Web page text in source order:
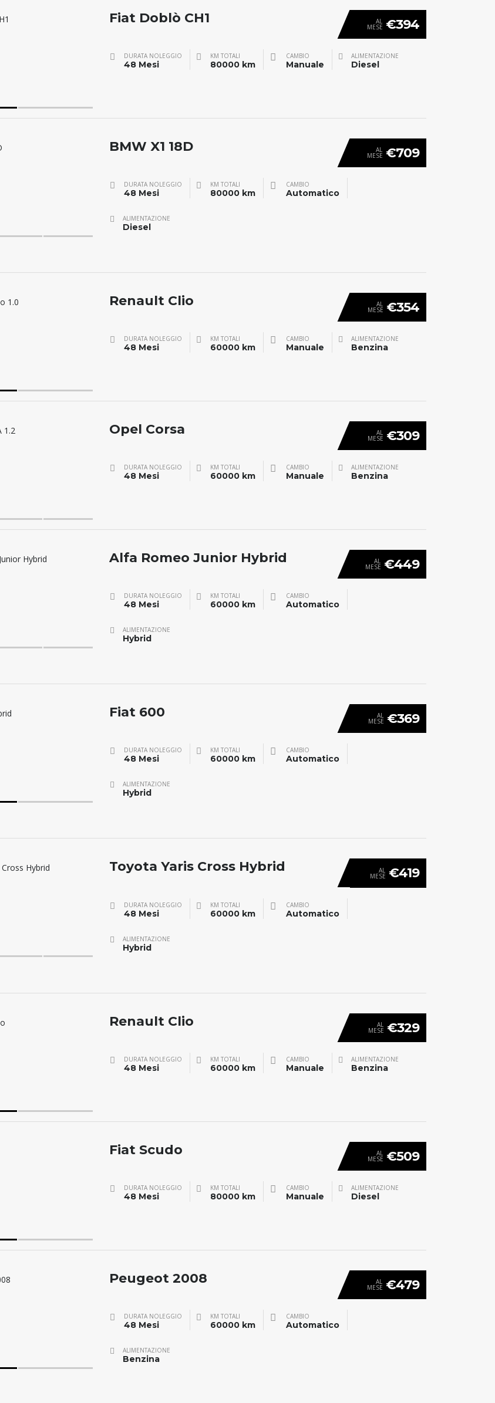
AL
MESE €394
Fiat Doblò CH1
DURATA NOLEGGIO
48 Mesi
KM TOTALI
80000 km
CAMBIO
Manuale
ALIMENTAZIONE
Diesel
AL
MESE €709
BMW X1 18D
DURATA NOLEGGIO
48 Mesi
KM TOTALI
80000 km
CAMBIO
Automatico
ALIMENTAZIONE
Diesel
AL
MESE €354
Renault Clio
DURATA NOLEGGIO
48 Mesi
KM TOTALI
60000 km
CAMBIO
Manuale
ALIMENTAZIONE
Benzina
AL
MESE €309
Opel Corsa
DURATA NOLEGGIO
48 Mesi
KM TOTALI
60000 km
CAMBIO
Manuale
ALIMENTAZIONE
Benzina
AL
MESE €449
Alfa Romeo Junior Hybrid
DURATA NOLEGGIO
48 Mesi
KM TOTALI
60000 km
CAMBIO
Automatico
ALIMENTAZIONE
Hybrid
AL
MESE €369
Fiat 600
DURATA NOLEGGIO
48 Mesi
KM TOTALI
60000 km
CAMBIO
Automatico
ALIMENTAZIONE
Hybrid
AL
MESE €419
Toyota Yaris Cross Hybrid
DURATA NOLEGGIO
48 Mesi
KM TOTALI
60000 km
CAMBIO
Automatico
ALIMENTAZIONE
Hybrid
AL
MESE €329
Renault Clio
DURATA NOLEGGIO
48 Mesi
KM TOTALI
60000 km
CAMBIO
Manuale
ALIMENTAZIONE
Benzina
AL
MESE €509
Fiat Scudo
DURATA NOLEGGIO
48 Mesi
KM TOTALI
80000 km
CAMBIO
Manuale
ALIMENTAZIONE
Diesel
AL
MESE €479
Peugeot 2008
DURATA NOLEGGIO
48 Mesi
KM TOTALI
60000 km
CAMBIO
Automatico
ALIMENTAZIONE
Benzina